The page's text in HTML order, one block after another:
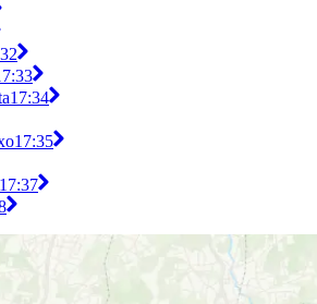
17:34
17:35
17:37